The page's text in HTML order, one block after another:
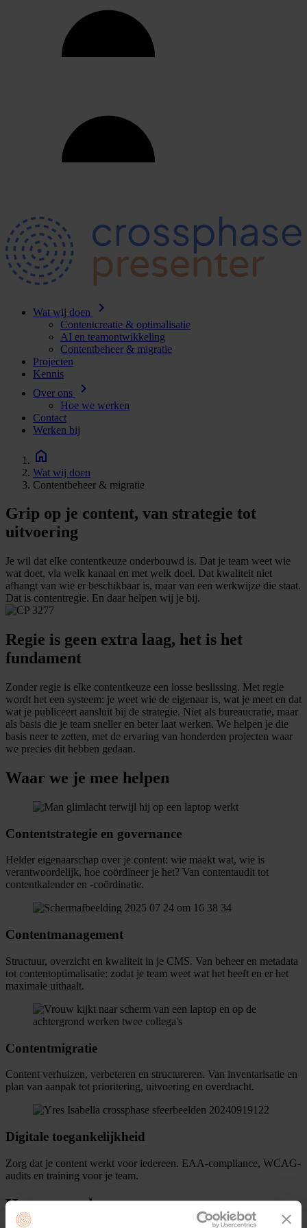
Wat wij doen chevron_right
Contentcreatie & optimalisatie
AI en teamontwikkeling
Contentbeheer & migratie
Projecten
Kennis
Over ons
chevron_right
Hoe we werken
Contact
Werken bij
Wat wij doen
Contentbeheer & migratie
Grip op je content, van strategie tot
uitvoering
Je wil dat elke contentkeuze onderbouwd is. Dat je team weet wie
wat doet, via welk kanaal en met welk doel. Dat kwaliteit niet
afhangt van wie er beschikbaar is, maar van een werkwijze die staat.
Dat is contentregie. En daar helpen wij je bij.
Regie is geen extra laag, het is het
fundament
Zonder regie is elke contentkeuze een losse beslissing. Met regie
wordt het een systeem: je weet wie de eigenaar is, wat je meet en dat
wat je publiceert aansluit bij de strategie. Niet als bureaucratie, maar
als basis die je team sneller en beter laat werken. We helpen je die
basis neer te zetten, met de ervaring van honderden projecten waar
we precies dit hebben gedaan.
Waar we je mee helpen
Contentstrategie en governance
Helder eigenaarschap over je content: wie maakt wat, wie is
verantwoordelijk, hoe coördineer je het? Van contentaudit tot
contentkalender en -coördinatie.
Contentmanagement
Structuur, overzicht en kwaliteit in je CMS. Van beheer en metadata
tot contentoptimalisatie: zodat je team weet wat het heeft en er het
maximale uithaalt.
Contentmigratie
Content verhuizen, verbeteren en structureren. Van inventarisatie en
plan van aanpak tot prioritering, uitvoering en overdracht.
Digitale toegankelijkheid
Zorg dat je content werkt voor iedereen. EAA-compliance, WCAG-
audits en training voor je team.
Hoe we werken